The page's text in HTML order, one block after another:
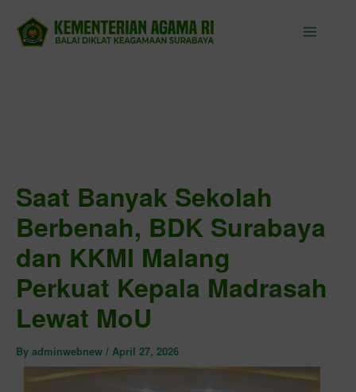
content
Saat Banyak Sekolah
Berbenah, BDK Surabaya
dan KKMI Malang
Perkuat Kepala Madrasah
Lewat MoU
By adminwebnew / April 27, 2026